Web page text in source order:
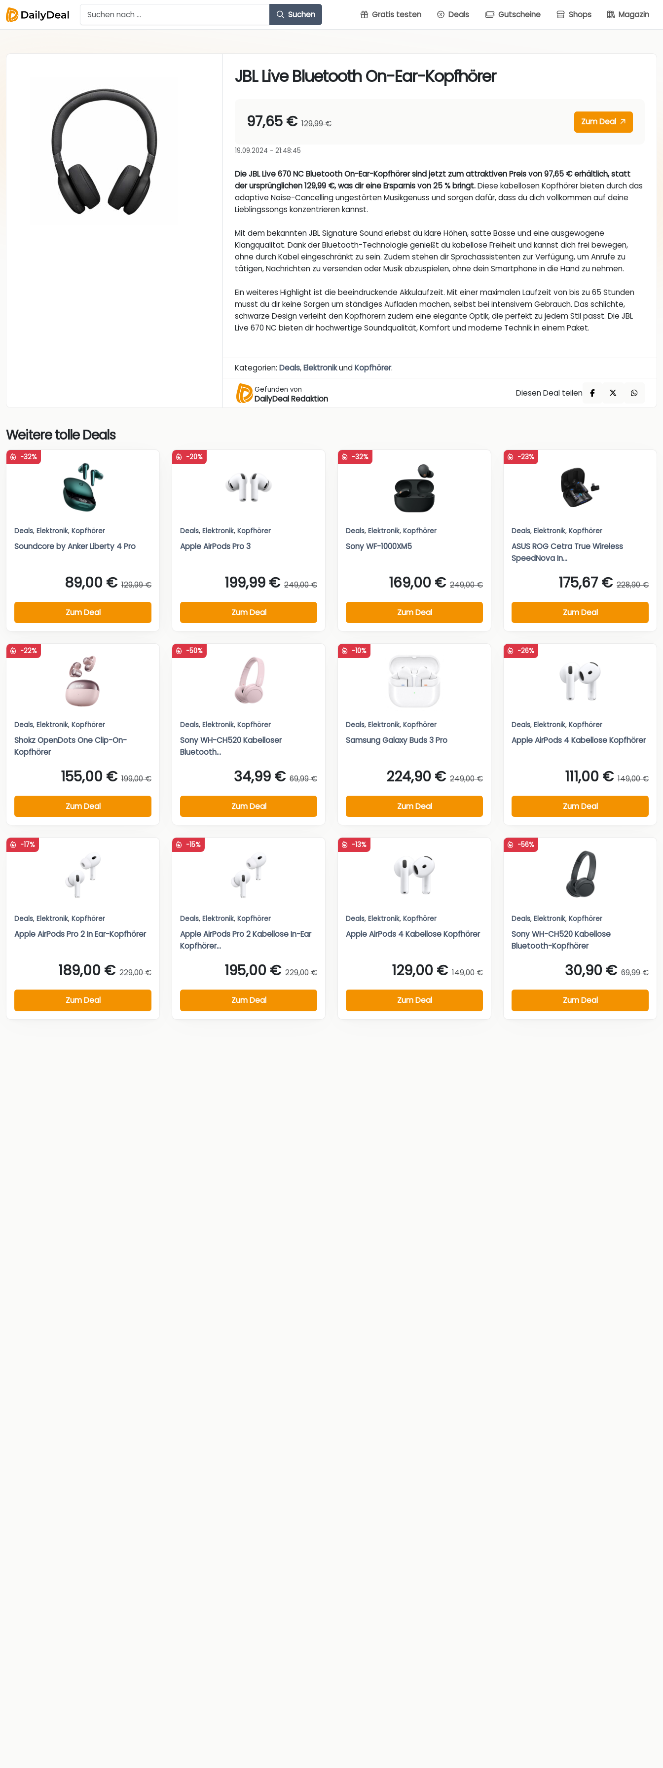
Suchen Gratis testen Deals Gutscheine Shops Magazin
JBL Live Bluetooth On-Ear-Kopfhörer
97,65 € 129,99 € Zum Deal
19.09.2024 - 21:48:45
Die JBL Live 670 NC Bluetooth On-Ear-Kopfhörer sind jetzt zum attraktiven Preis von 97,65 € erhältlich, statt
der ursprünglichen 129,99 €, was dir eine Ersparnis von 25 % bringt.Diese kabellosen Kopfhörer bieten durch das
adaptive Noise-Cancelling ungestörten Musikgenuss und sorgen dafür, dass du dich vollkommen auf deine
Lieblingssongs konzentrieren kannst.
Mit dem bekannten JBL Signature Sound erlebst du klare Höhen, satte Bässe und eine ausgewogene
Klangqualität. Dank der Bluetooth-Technologie genießt du kabellose Freiheit und kannst dich frei bewegen,
ohne durch Kabel eingeschränkt zu sein. Zudem stehen dir Sprachassistenten zur Verfügung, um Anrufe zu
tätigen, Nachrichten zu versenden oder Musik abzuspielen, ohne dein Smartphone in die Hand zu nehmen.
Ein weiteres Highlight ist die beeindruckende Akkulaufzeit. Mit einer maximalen Laufzeit von bis zu 65 Stunden
musst du dir keine Sorgen um ständiges Aufladen machen, selbst bei intensivem Gebrauch. Das schlichte,
schwarze Design verleiht den Kopfhörern zudem eine elegante Optik, die perfekt zu jedem Stil passt. Die JBL
Live 670 NC bieten dir hochwertige Soundqualität, Komfort und moderne Technik in einem Paket.
Kategorien:Deals,ElektronikundKopfhörer.
Gefunden von
DailyDeal Redaktion
Diesen Deal teilen
Weitere tolle Deals
-32%
Deals, Elektronik, Kopfhörer
Soundcore by Anker Liberty 4 Pro
89,00 € 129,99 €
Zum Deal
-20%
Deals, Elektronik, Kopfhörer
Apple AirPods Pro 3
199,99 € 249,00 €
Zum Deal
-32%
Deals, Elektronik, Kopfhörer
Sony WF-1000XM5
169,00 € 249,00 €
Zum Deal
-23%
Deals, Elektronik, Kopfhörer
ASUS ROG Cetra True Wireless
SpeedNova In...
175,67 € 228,90 €
Zum Deal
-22%
Deals, Elektronik, Kopfhörer
Shokz OpenDots One Clip-On-
Kopfhörer
155,00 € 199,00 €
Zum Deal
-50%
Deals, Elektronik, Kopfhörer
Sony WH-CH520 Kabelloser
Bluetooth...
34,99 € 69,99 €
Zum Deal
-10%
Deals, Elektronik, Kopfhörer
Samsung Galaxy Buds 3 Pro
224,90 € 249,00 €
Zum Deal
-26%
Deals, Elektronik, Kopfhörer
Apple AirPods 4 Kabellose Kopfhörer
111,00 € 149,00 €
Zum Deal
-17%
Deals, Elektronik, Kopfhörer
Apple AirPods Pro 2 In Ear-Kopfhörer
189,00 € 229,00 €
Zum Deal
-15%
Deals, Elektronik, Kopfhörer
Apple AirPods Pro 2 Kabellose In-Ear
Kopfhörer...
195,00 € 229,00 €
Zum Deal
-13%
Deals, Elektronik, Kopfhörer
Apple AirPods 4 Kabellose Kopfhörer
129,00 € 149,00 €
Zum Deal
-56%
Deals, Elektronik, Kopfhörer
Sony WH-CH520 Kabellose
Bluetooth-Kopfhörer
30,90 € 69,99 €
Zum Deal